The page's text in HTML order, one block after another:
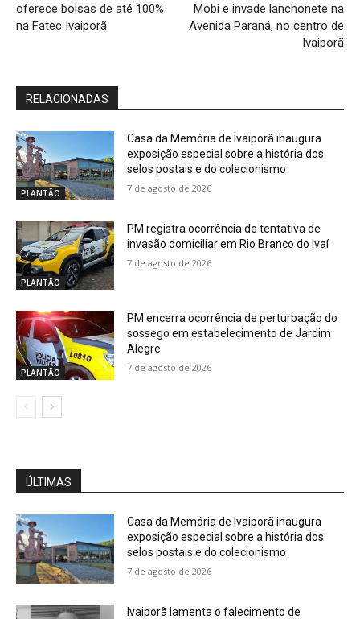
oferece bolsas de até 100%
na Fatec Ivaiporã
Mobi e invade lanchonete na
Avenida Paraná, no centro de
Ivaiporã
RELACIONADAS
PLANTÃO
Casa da Memória de Ivaiporã inaugura
exposição especial sobre a história dos
selos postais e do colecionismo
7 de agosto de 2026
PLANTÃO
PM registra ocorrência de tentativa de
invasão domiciliar em Rio Branco do Ivaí
7 de agosto de 2026
PLANTÃO
PM encerra ocorrência de perturbação do
sossego em estabelecimento de Jardim
Alegre
7 de agosto de 2026
ÚLTIMAS
Casa da Memória de Ivaiporã inaugura
exposição especial sobre a história dos
selos postais e do colecionismo
7 de agosto de 2026
Ivaiporã lamenta o falecimento de